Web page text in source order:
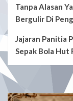
Tanpa Alasan
Bergulir Di
Jajaran Panitia
Sepak Bola Hut